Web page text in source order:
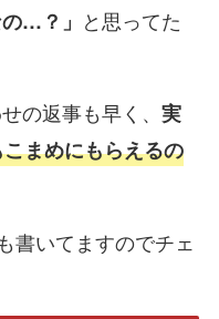
…？」 と思ってた
の返事も早く、 実
まめにもらえるの
書いてますのでチェ